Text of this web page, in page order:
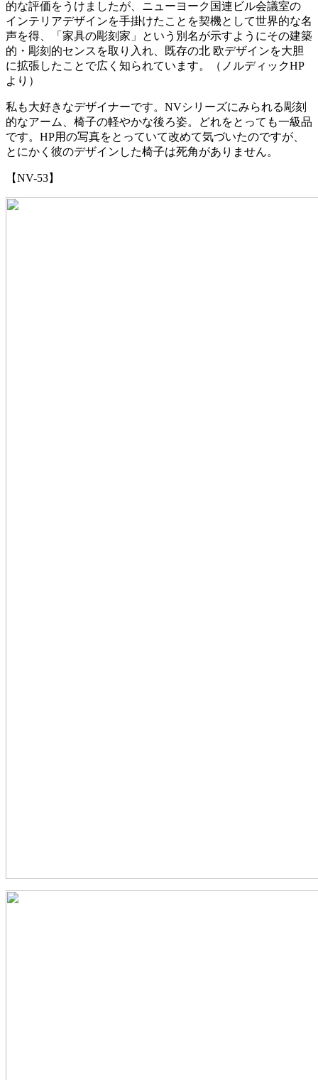
的な評価をうけましたが、ニューヨーク国連ビル会議室の
インテリアデザインを手掛けたことを契機として世界的な名
声を得、「家具の彫刻家」という別名が示すようにその建築
的・彫刻的センスを取り入れ、既存の北 欧デザインを大胆
に拡張したことで広く知られています。（ノルディックHP
より）
私も大好きなデザイナーです。NVシリーズにみられる彫刻
的なアーム、椅子の軽やかな後ろ姿。どれをとっても一級品
です。HP用の写真をとっていて改めて気づいたのですが、
とにかく彼のデザインした椅子は死角がありません。
【NV-53】